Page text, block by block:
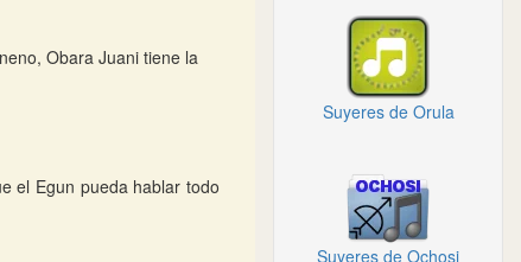
Obara Juani tiene la
el Egun pueda hablar todo
Suyeres de Orula
Suyeres de Ochosi